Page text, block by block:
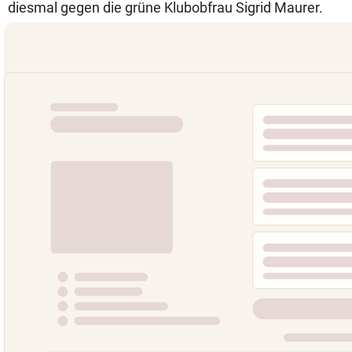
diesmal gegen die grüne Klubobfrau Sigrid Maurer.